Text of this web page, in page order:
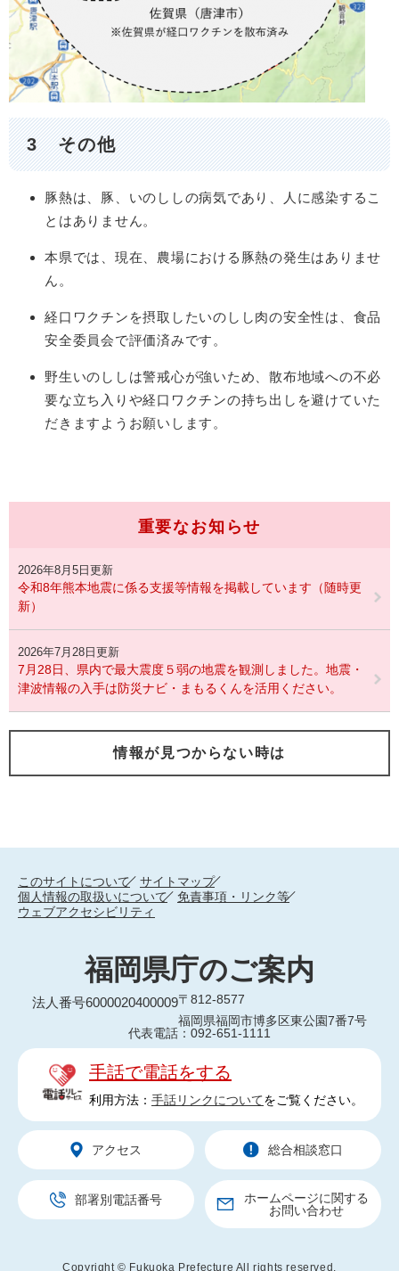
3 その他
豚熱は、豚、いのししの病気であり、人に感染するこ
とはありません。
本県では、現在、農場における豚熱の発生はありませ
ん。
経口ワクチンを摂取したいのしし肉の安全性は、食品
安全委員会で評価済みです。
野生いのししは警戒心が強いため、散布地域への不必
要な立ち入りや経口ワクチンの持ち出しを避けていた
だきますようお願いします。
重要なお知らせ
2026年8月5日更新
令和8年熊本地震に係る支援等情報を掲載しています（随時更
新）
2026年7月28日更新
7月28日、県内で最大震度５弱の地震を観測しました。地震・
津波情報の入手は防災ナビ・まもるくんを活用ください。
情報が見つからない時は
このサイトについて
サイトマップ
個人情報の取扱いについて
免責事項・リンク等
ウェブアクセシビリティ
福岡県庁のご案内
法人番号6000020400009〒812-8577
福岡県福岡市博多区東公園7番7号
代表電話：092-651-1111
手話で電話をする
利用方法： 手話リンクについてをご覧ください。
アクセス 総合相談窓口
部署別電話番号
ホームページに関する
お問い合わせ
Copyright © Fukuoka Prefecture All rights reserved.